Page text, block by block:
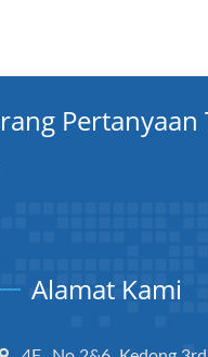
Alamat Kami